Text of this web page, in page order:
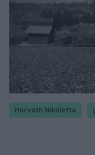
Horváth Nikoletta